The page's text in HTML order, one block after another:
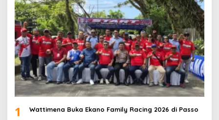
1 Wattimena Buka Ekano Family Racing 2026 di Passo